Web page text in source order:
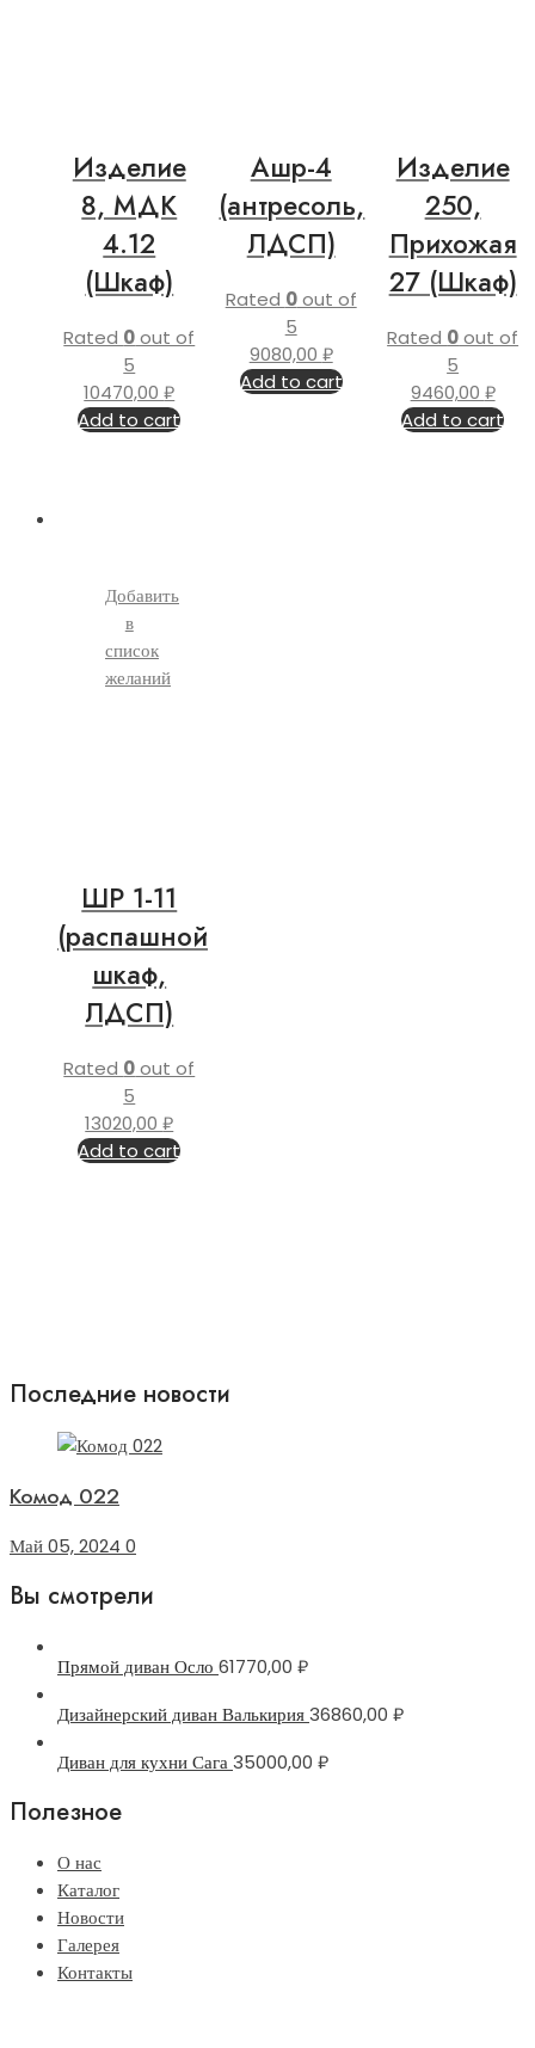
Изделие
8, МДК
4.12
(Шкаф)
Rated 0out of
5
10470,00₽
Add to cart
Ашр-4
(антресоль,
ЛДСП)
Rated 0out of
5
9080,00 ₽
Add to cart
Изделие
250,
Прихожая
27 (Шкаф)
Rated 0out of
5
9460,00 ₽
Add to cart
Добавить
в
список
желаний
ШР 1-11
(распашной
шкаф,
ЛДСП)
Rated 0out of
5
13020,00₽
Add to cart
Последние новости
Комод 022
Май 05, 2024 0
Вы смотрели
Прямой диван Осло 61770,00 ₽
Дизайнерский диван Валькирия36860,00 ₽
Диван для кухни Сага35000,00 ₽
Полезное
О нас
Каталог
Новости
Галерея
Контакты